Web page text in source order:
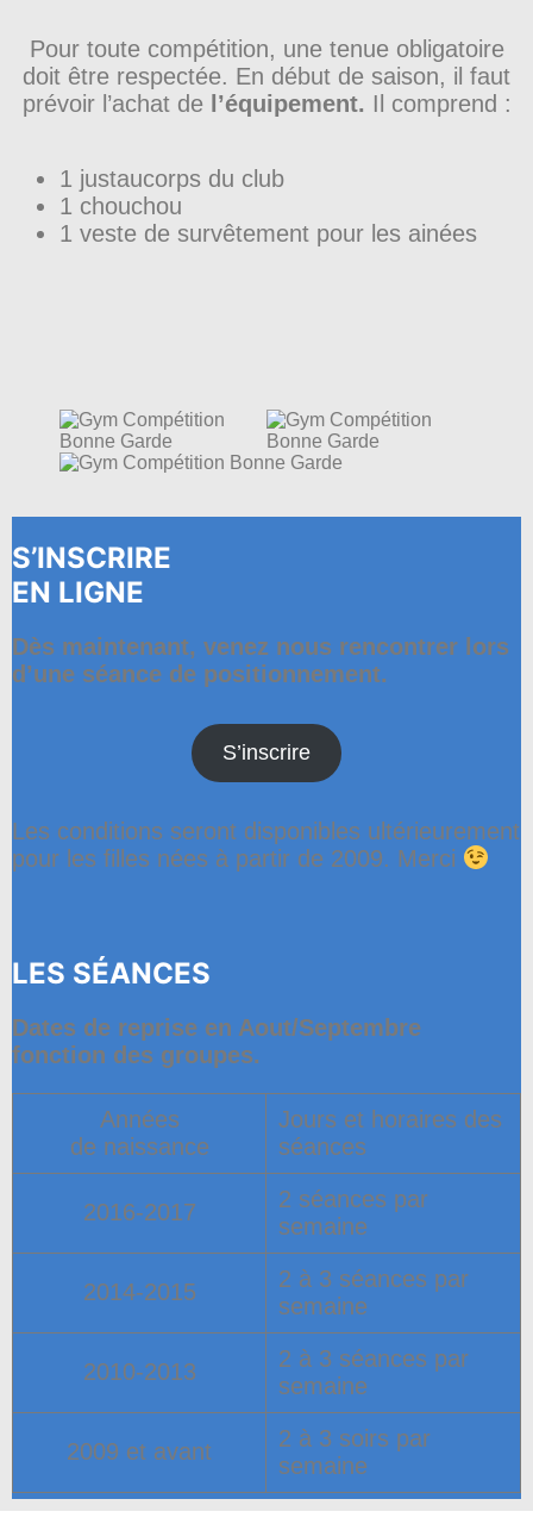
Pour toute compétition, une tenue obligatoire
doit être respectée. En début de saison, il faut
prévoir l’achat de l’équipement. Il comprend :
1 justaucorps du club
1 chouchou
1 veste de survêtement pour les ainées
S’INSCRIRE
EN LIGNE
Dès maintenant, venez nous rencontrer lors
d’une séance de positionnement.
S’inscrire
Les conditions seront disponibles ultérieurement
pour les filles nées à partir de 2009. Merci
LES SÉANCES
Dates de reprise en Aout/Septembre
fonction des groupes.
Années
de naissance
Jours et horaires des
séances
2016-2017
2 séances par
semaine
2014-2015
2 à 3 séances par
semaine
2010-2013
2 à 3 séances par
semaine
2009 et avant
2 à 3 soirs par
semaine